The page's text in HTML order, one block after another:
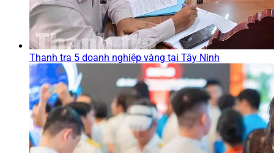
Thanh tra 5 doanh nghiệp vàng tại Tây Ninh